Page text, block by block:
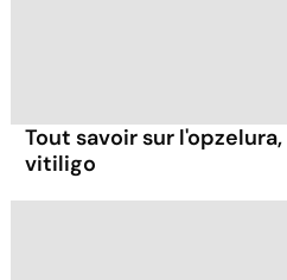
Tout savoir sur
vitiligo